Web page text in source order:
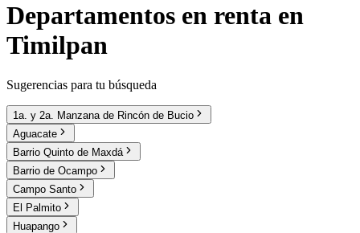
Departamentos en renta en
Timilpan
Sugerencias para tu búsqueda
1a. y 2a. Manzana de Rincón de Bucio
Aguacate
Barrio Quinto de Maxdá
Barrio de Ocampo
Campo Santo
El Palmito
Huapango